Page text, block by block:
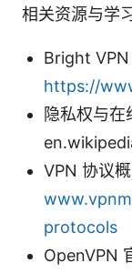
相关资源与学
Bright
https://
隐私权与
VPN 协议
protocols
OpenVPN